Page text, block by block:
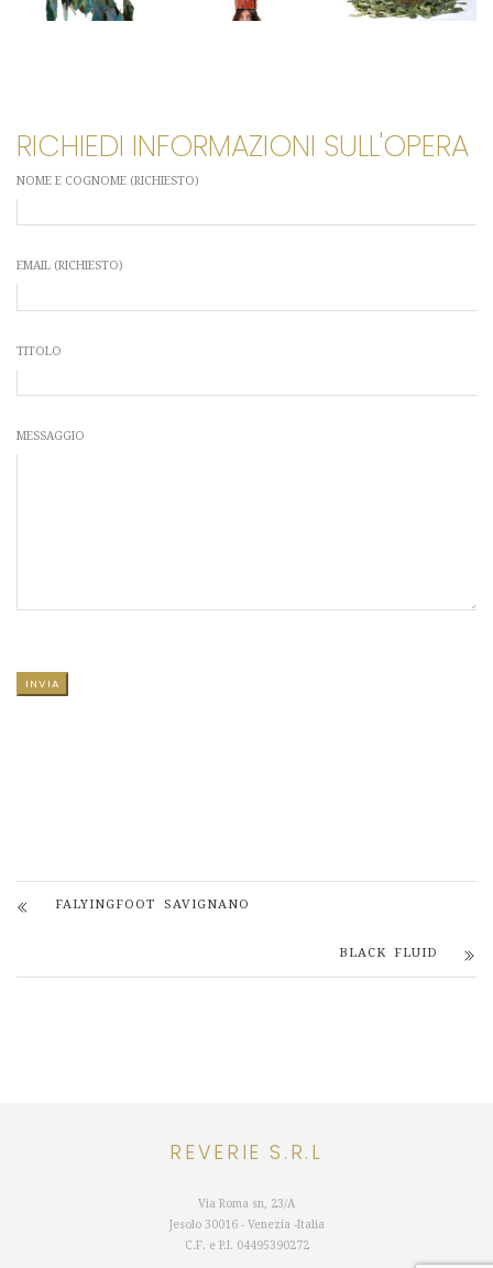
RICHIEDI INFORMAZIONI SULL'OPERA
NOME E COGNOME (RICHIESTO)
EMAIL (RICHIESTO)
TITOLO
MESSAGGIO
FALYINGFOOT SAVIGNANO
BLACK FLUID
REVERIE S.R.L
Via Roma sn, 23/A
Jesolo 30016 - Venezia -Italia
C.F. e P.I. 04495390272